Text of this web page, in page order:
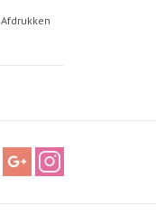
Afdrukken